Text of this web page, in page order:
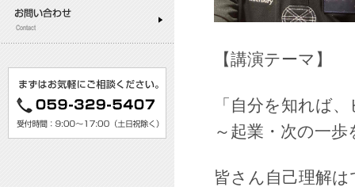
【講演テーマ】
「自分を知れば
～起業・次の一
皆さん自己理解